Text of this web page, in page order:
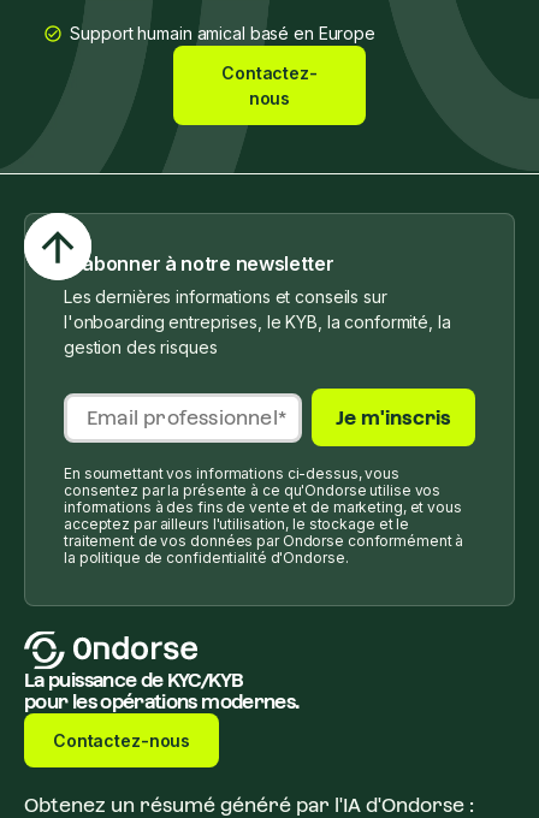
Support humain amical basé en Europe
Contactez-
nous
S'abonner à notre newsletter
Les dernières informations et conseils sur
l'onboarding entreprises, le KYB, la conformité, la
gestion des risques
En soumettant vos informations ci-dessus, vous
consentez par la présente à ce qu'Ondorse utilise vos
informations à des fins de vente et de marketing, et vous
acceptez par ailleurs l'utilisation, le stockage et le
traitement de vos données par Ondorse conformément à
la politique de confidentialité d'Ondorse.
La puissance de KYC/KYB
pour les opérations modernes.
Contactez-nous
Obtenez un résumé généré par l'IA d'Ondorse :